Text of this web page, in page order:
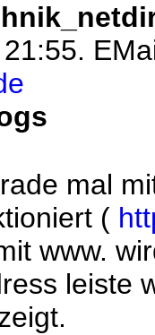
mal
(
www.
leiste